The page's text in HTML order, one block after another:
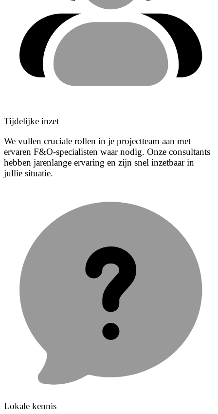
Tijdelijke inzet
We vullen cruciale rollen in je projectteam aan met
ervaren F&O-specialisten waar nodig. Onze consultants
hebben jarenlange ervaring en zijn snel inzetbaar in
jullie situatie.
Lokale kennis